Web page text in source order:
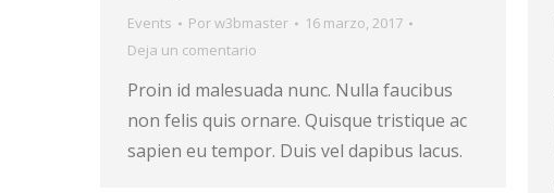
Events Porw3bmaster
16 marzo, 2017
Deja un comentario
Proin id malesuada nunc. Nulla faucibus
non felis quis ornare. Quisque tristique ac
sapien eu tempor. Duis vel dapibus lacus.